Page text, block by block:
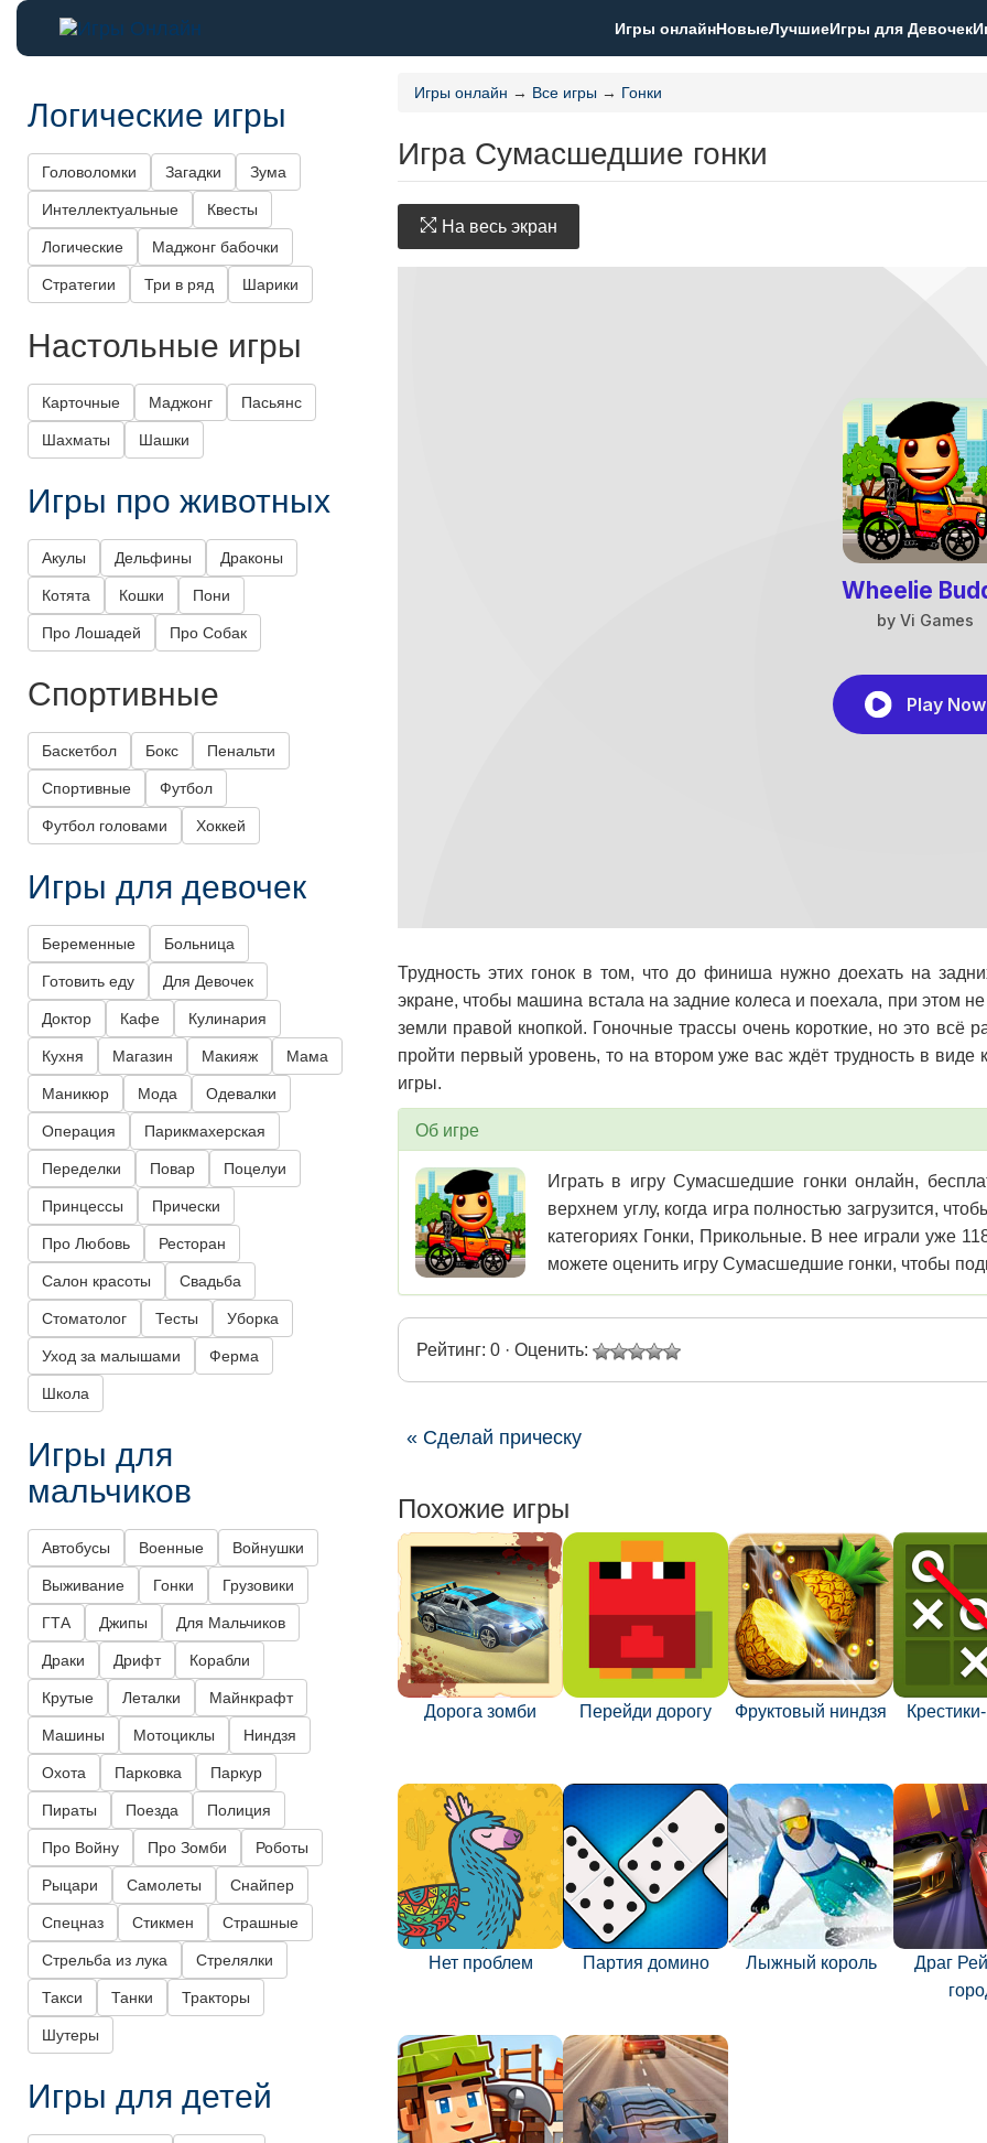
Игры онлайнНовыеЛучшиеИгры для Девочек
Игры онлайн → Все игры → Гонки
Игра Сумасшедшие гонки
На весь экран
Трудность этих гонок в том, что до финиша нужно доехать на
экране, чтобы машина встала на задние колеса и поехала, при этом
земли правой кнопкой. Гоночные трассы очень короткие, но это всё
пройти первый уровень, то на втором уже вас ждёт трудность в
игры.
Об игре
Играть в игру Сумасшедшие гонки онлайн,
верхнем углу, когда игра полностью загрузится,
категориях Гонки, Прикольные. В нее играли уже
можете оценить игру Сумасшедшие гонки, чтобы
Рейтинг: 0 · Оценить:
« Сделай прическу
Похожие игры
Дорога зомби Перейди дорогу Фруктовый ниндзя
Нет проблем Партия домино Лыжный король
Драг
Логические игры
Головоломки Загадки Зума
Интеллектуальные Квесты
Логические Маджонг бабочки
Стратегии Три в ряд Шарики
Настольные игры
Карточные Маджонг Пасьянс
Шахматы Шашки
Игры про животных
Акулы Дельфины Драконы
Котята Кошки Пони
Про Лошадей Про Собак
Спортивные
Баскетбол Бокс Пенальти
Спортивные Футбол
Футбол головами Хоккей
Игры для девочек
Беременные Больница
Готовить еду Для Девочек
Доктор Кафе Кулинария
Кухня Магазин Макияж Мама
Маникюр Мода Одевалки
Операция Парикмахерская
Переделки Повар Поцелуи
Принцессы Прически
Про Любовь Ресторан
Салон красоты Свадьба
Стоматолог Тесты Уборка
Уход за малышами Ферма
Школа
Игры для
мальчиков
Автобусы Военные Войнушки
Выживание Гонки Грузовики
ГТА Джипы Для Мальчиков
Драки Дрифт Корабли
Крутые Леталки Майнкрафт
Машины Мотоциклы Ниндзя
Охота Парковка Паркур
Пираты Поезда Полиция
Про Войну Про Зомби Роботы
Рыцари Самолеты Снайпер
Спецназ Стикмен Страшные
Стрельба из лука Стрелялки
Такси Танки Тракторы
Шутеры
Игры для детей